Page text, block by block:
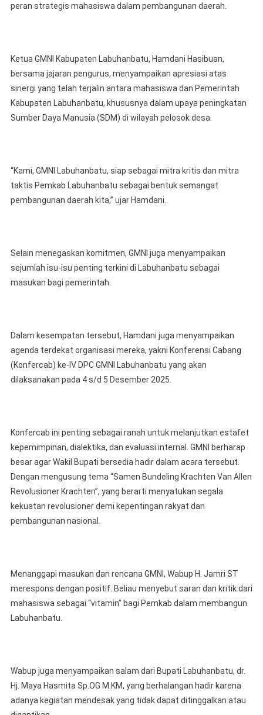
peran strategis mahasiswa dalam pembangunan daerah.
Ketua GMNI Kabupaten Labuhanbatu, Hamdani Hasibuan,
bersama jajaran pengurus, menyampaikan apresiasi atas
sinergi yang telah terjalin antara mahasiswa dan Pemerintah
Kabupaten Labuhanbatu, khususnya dalam upaya peningkatan
Sumber Daya Manusia (SDM) di wilayah pelosok desa.
“Kami, GMNI Labuhanbatu, siap sebagai mitra kritis dan mitra
taktis Pemkab Labuhanbatu sebagai bentuk semangat
pembangunan daerah kita,” ujar Hamdani.
Selain menegaskan komitmen, GMNI juga menyampaikan
sejumlah isu-isu penting terkini di Labuhanbatu sebagai
masukan bagi pemerintah.
Dalam kesempatan tersebut, Hamdani juga menyampaikan
agenda terdekat organisasi mereka, yakni Konferensi Cabang
(Konfercab) ke-IV DPC GMNI Labuhanbatu yang akan
dilaksanakan pada 4 s/d 5 Desember 2025.
Konfercab ini penting sebagai ranah untuk melanjutkan estafet
kepemimpinan, dialektika, dan evaluasi internal. GMNI berharap
besar agar Wakil Bupati bersedia hadir dalam acara tersebut.
Dengan mengusung tema “Samen Bundeling Krachten Van Allen
Revolusioner Krachten”, yang berarti menyatukan segala
kekuatan revolusioner demi kepentingan rakyat dan
pembangunan nasional.
Menanggapi masukan dan rencana GMNI, Wabup H. Jamri ST
merespons dengan positif. Beliau menyebut saran dan kritik dari
mahasiswa sebagai “vitamin” bagi Pemkab dalam membangun
Labuhanbatu.
Wabup juga menyampaikan salam dari Bupati Labuhanbatu, dr.
Hj. Maya Hasmita Sp.OG M.KM, yang berhalangan hadir karena
adanya kegiatan mendesak yang tidak dapat ditinggalkan atau